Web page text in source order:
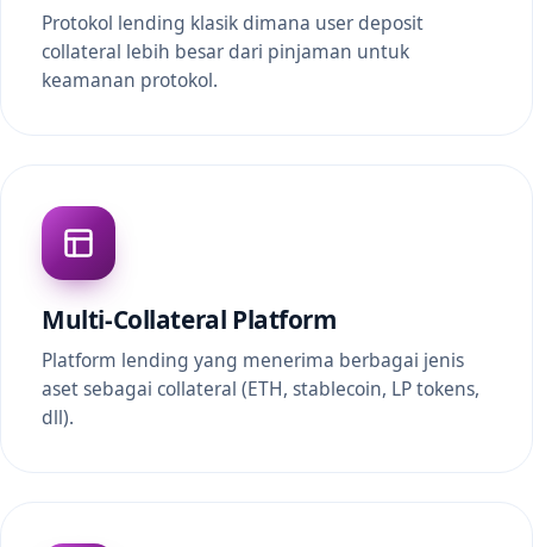
Protokol lending klasik dimana user deposit
collateral lebih besar dari pinjaman untuk
keamanan protokol.
Multi-Collateral Platform
Platform lending yang menerima berbagai jenis
aset sebagai collateral (ETH, stablecoin, LP tokens,
dll).